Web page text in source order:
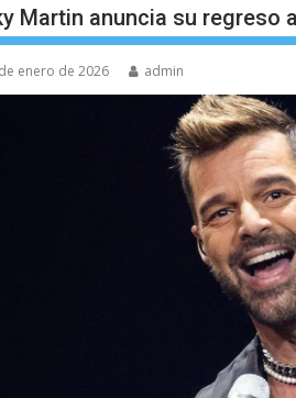
Martin anuncia su regreso
enero de 2026 admin